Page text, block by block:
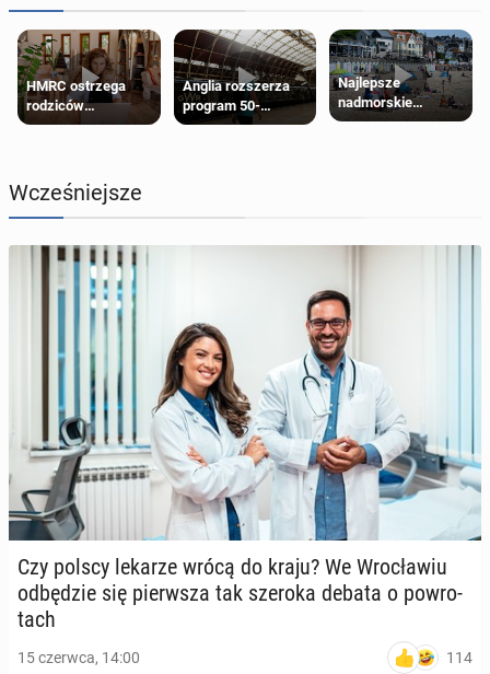
HMRC ostrzega
rodziców
pobierających Child
zwrotu zasiłku
Anglia rozszerza
program 50-
procentowych
Najlepsze
nadmorskie
miasteczko blisko
Wcześniejsze
Czy polscy lekarze wrócą do kraju? We Wro­cła­wiu
od­bę­dzie się pierw­sza tak szeroka debata o po­wro­
tach
15 czerwca, 14:00 114